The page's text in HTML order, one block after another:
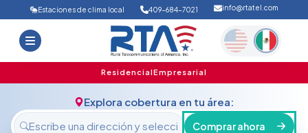
Inicio
Ofertas
Soporte
FAQ
Iniciar sesión
Estaciones de clima local 409-684-7021 info@rtatel.com
ResidencialEmpresarial
Explora cobertura en tu área:
Comprar ahora